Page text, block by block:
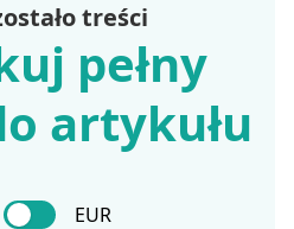
treści
pełny
artykułu
EUR